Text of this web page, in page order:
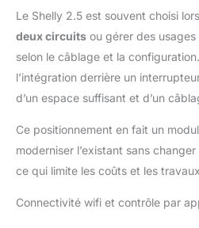
Le Shelly 2.5 est souvent choisi
deux circuits ou gérer des
selon le câblage et la
l’intégration derrière un
d’un espace suffisant et d’un
Ce positionnement en fait un
moderniser l’existant sans
ce qui limite les coûts et les
Connectivité wifi et contrôle par